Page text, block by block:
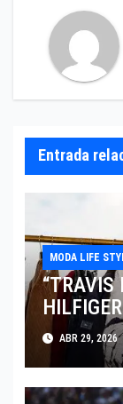
Entrada
MODA LIFE
“TRAVIS
ABR 29, 2026